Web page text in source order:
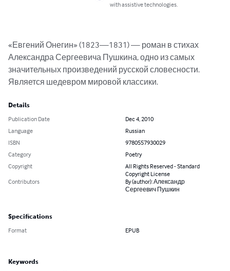
with assistive technologies.
«Евгений Онегин» (1823—1831) — роман в стихах
Александра Сергеевича Пушкина, одно из самых
значительных произведений русской словесности.
Является шедевром мировой классики.
Details
Publication Date
Dec 4, 2010
Language
Russian
ISBN
9780557930029
Category
Poetry
Copyright
All Rights Reserved - Standard
Copyright License
Contributors
By (author): Александр
Сергеевич Пушкин
Specifications
Format EPUB
Keywords